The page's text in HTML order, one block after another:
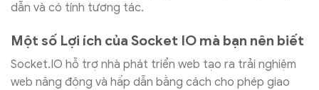
dẫn và có tính tương tác.
Một số Lợi ích của Socket IO mà bạn nên biết
Socket.IO hỗ trợ nhà phát triển web tạo ra trải nghiệm
web năng động và hấp dẫn bằng cách cho phép giao